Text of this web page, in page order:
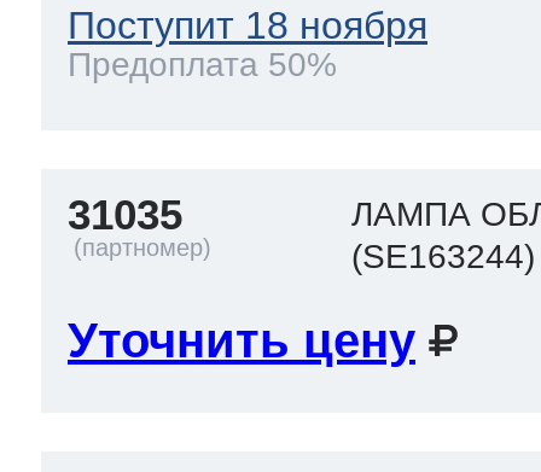
Поступит 18 ноября
Предоплата 50%
31035
ЛАМПА
(SE163244)
Уточнить цену